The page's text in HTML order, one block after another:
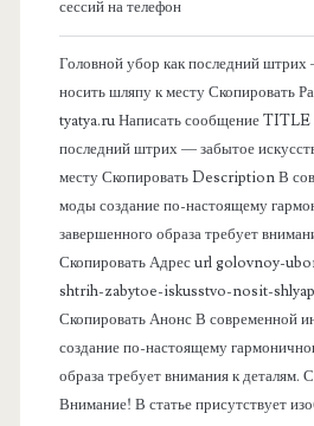
сессий на телефон
Головной убор как последний штрих
носить шляпу к месту Скопировать
tyatya.ru Написать сообщение TITLE
последний штрих — забытое
месту Скопировать Description В
моды создание по-настоящему
завершенного образа требует
Скопировать Адрес url golovnoy-
shtrih-zabytoe-iskusstvo-nosit-
Скопировать Анонс В современной
создание по-настоящему
образа требует внимания к деталям.
Внимание! В статье присутствует